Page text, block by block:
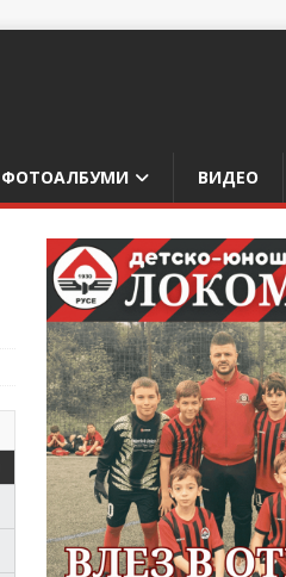
ФОТОАЛБУМИ ВИДЕО